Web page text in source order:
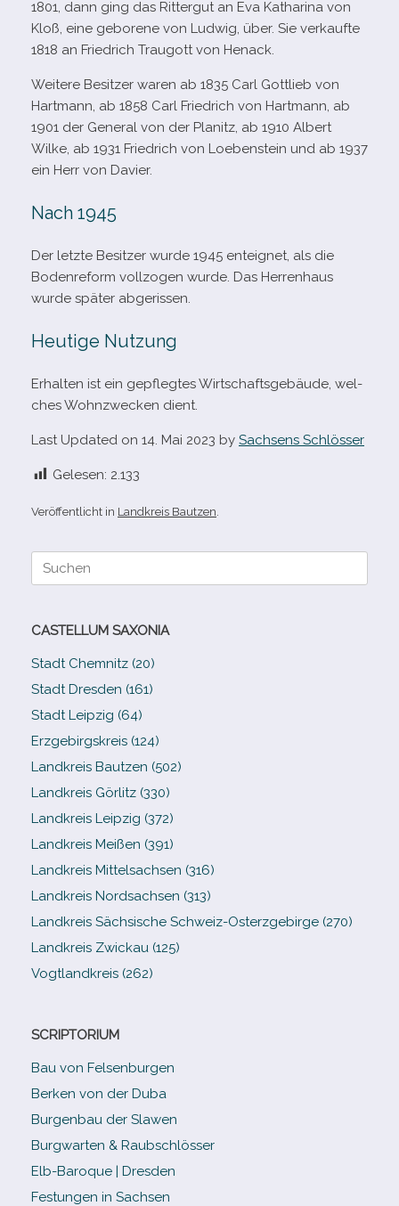
1801, dann ging das Rittergut an Eva Katharina von
Kloß, eine gebo­rene von Ludwig, über. Sie ver­kaufte
1818 an Friedrich Traugott von Henack.
Weitere Besitzer waren ab 1835 Carl Gottlieb von
Hartmann, ab 1858 Carl Friedrich von Hartmann, ab
1901 der General von der Planitz, ab 1910 Albert
Wilke, ab 1931 Friedrich von Loebenstein und ab 1937
ein Herr von Davier.
Nach 1945
Der letzte Besitzer wurde 1945 ent­eig­net, als die
Bodenreform voll­zo­gen wurde. Das Herrenhaus
wurde spä­ter abgerissen.
Heutige Nutzung
Erhalten ist ein gepfleg­tes Wirtschaftsgebäude, wel­
ches Wohnzwecken dient.
Last Updated on 14. Mai 2023 by Sachsens Schlösser
Gelesen: 2.133
Veröffentlicht in Landkreis Bautzen
Suche
CASTELLUM SAXONIA
Stadt Chemnitz (20)
Stadt Dresden (161)
Stadt Leipzig (64)
Erzgebirgskreis (124)
Landkreis Bautzen (502)
Landkreis Görlitz (330)
Landkreis Leipzig (372)
Landkreis Meißen (391)
Landkreis Mittelsachsen (316)
Landkreis Nordsachsen (313)
Landkreis Sächsische Schweiz-​Osterzgebirge (270)
Landkreis Zwickau (125)
Vogtlandkreis (262)
SCRIPTORIUM
Bau von Felsenburgen
Berken von der Duba
Burgenbau der Slawen
Burgwarten & Raubschlösser
Elb-​Baroque | Dresden
Festungen in Sachsen